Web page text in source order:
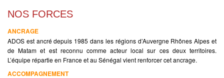
NOS FORCES
ANCRAGE
ADOS est ancré depuis 1985 dans les régions d’Auvergne Rhônes Alpes et
de Matam et est reconnu comme acteur local sur ces deux territoires.
L’équipe répartie en France et au Sénégal vient renforcer cet ancrage.
ACCOMPAGNEMENT